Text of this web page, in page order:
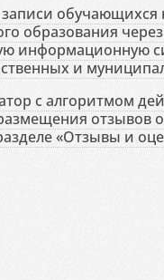
записи
образования
информационную
и
с алгоритмом
отзывов
«Отзывы и